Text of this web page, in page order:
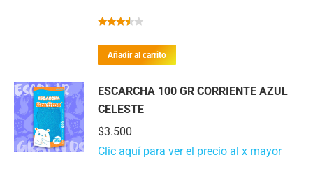
con
3.30de
5
Añadir al carrito
ESCARCHA 100 GR CORRIENTE AZUL
CELESTE
$3.500
Clic aquí para ver el precio al x mayor